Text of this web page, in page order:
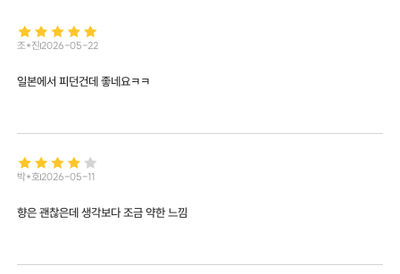
조*진2026-05-22
일본에서 피던건데 좋네요ㅋㅋ
박*호2026-05-11
향은 괜찮은데 생각보다 조금 약한 느낌